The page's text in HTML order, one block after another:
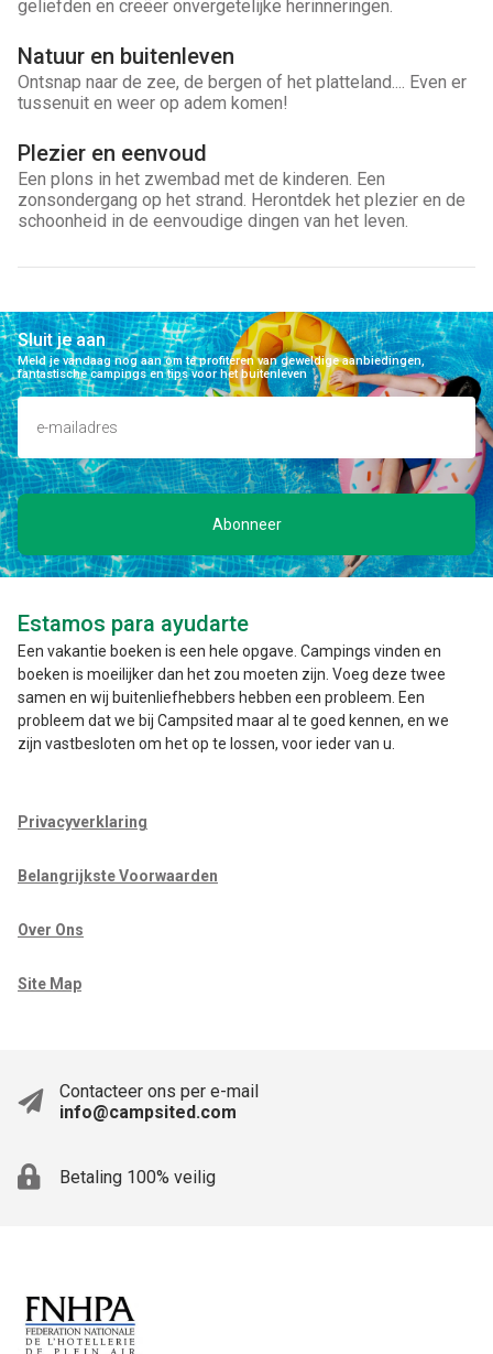
geliefden en creëer onvergetelijke herinneringen.
Natuur en buitenleven
Ontsnap naar de zee, de bergen of het platteland.... Even er
tussenuit en weer op adem komen!
Plezier en eenvoud
Een plons in het zwembad met de kinderen. Een
zonsondergang op het strand. Herontdek het plezier en de
schoonheid in de eenvoudige dingen van het leven.
Sluit je aan
Meld je vandaag nog aan om te profiteren van geweldige aanbiedingen,
fantastische campings en tips voor het buitenleven
Abonneer
Estamos para ayudarte
Een vakantie boeken is een hele opgave. Campings vinden en
boeken is moeilijker dan het zou moeten zijn. Voeg deze twee
samen en wij buitenliefhebbers hebben een probleem. Een
probleem dat we bij Campsited maar al te goed kennen, en we
zijn vastbesloten om het op te lossen, voor ieder van u.
Privacyverklaring
Belangrijkste Voorwaarden
Over Ons
Site Map
Contacteer ons per e-mail
info@campsited.com
Betaling 100% veilig